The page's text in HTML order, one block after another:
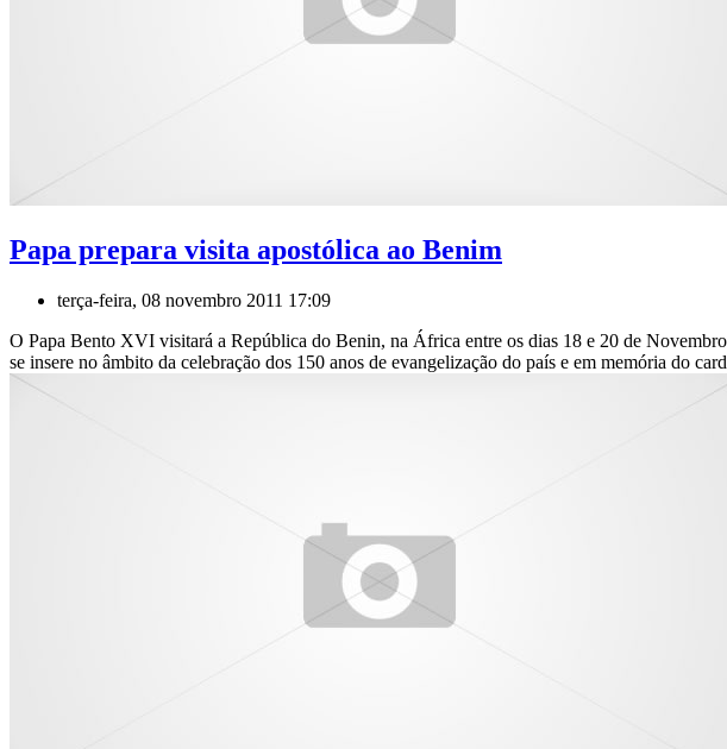
Papa prepara visita apostólica ao Benim
terça-feira, 08 novembro 2011 17:09
O Papa Bento XVI visitará a República do Benin, na África entre os dias 18 e 20 de
se insere no âmbito da celebração dos 150 anos de evangelização do país e em memória do